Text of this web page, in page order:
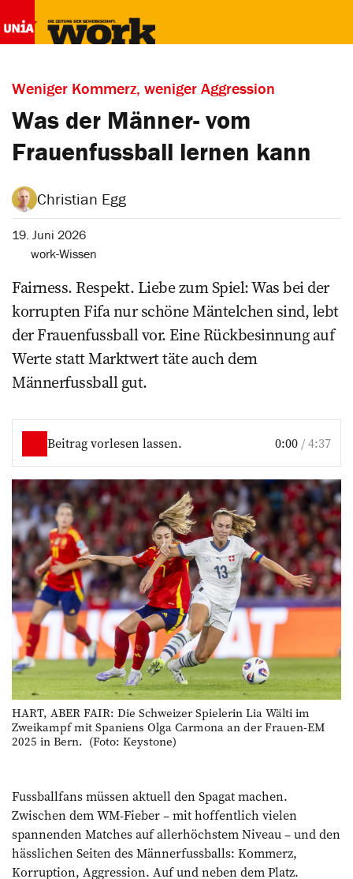
Weniger Kommerz, weniger Aggression
Was der ­Männer- vom
Frauenfussball lernen kann
Christian Egg
19. Juni 2026
work-Wissen
Fairness. Respekt. Liebe zum Spiel: Was bei der
korrupten Fifa nur schöne Mäntelchen sind, lebt
der Frauenfussball vor. Eine Rückbesinnung auf
Werte statt Marktwert täte auch dem
Männerfussball gut.
Beitrag vorlesen lassen. 0:00 /4:37
HART, ABER FAIR: Die Schweizer Spielerin Lia Wälti im
Zweikampf mit Spaniens Olga Carmona an der Frauen-EM
2025 in Bern. (Foto: Keystone)
Fussballfans müssen aktuell den Spagat machen.
Zwischen dem WM-Fieber – mit hoffentlich vielen
spannenden Matches auf allerhöchstem Niveau – und den
hässlichen Seiten des Männerfussballs: Kommerz,
Korruption, Aggression. Auf und neben dem Platz.